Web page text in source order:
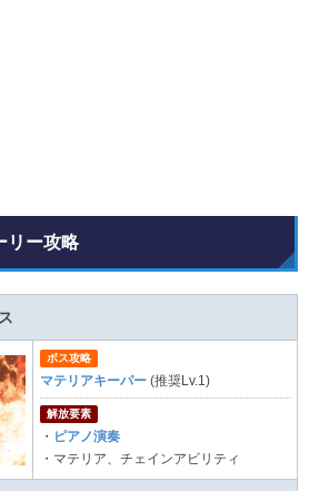
リー攻略
ボス攻略
マテリアキーパー (推奨Lv.1)
解放要素
・ ピアノ演奏
・マテリア、チェインアビリティ